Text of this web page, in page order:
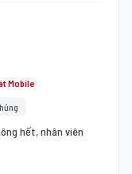
Mobile
hết, nhân viên